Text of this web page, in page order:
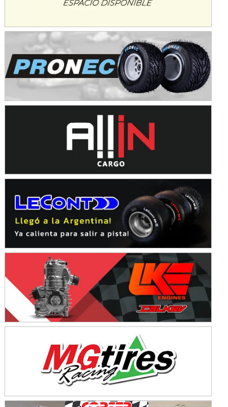
El Timbó (Tucumán)